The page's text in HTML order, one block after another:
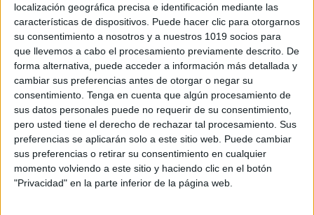
localización geográfica precisa e identificación mediante las
características de dispositivos. Puede hacer clic para otorgarnos
su consentimiento a nosotros y a nuestros 1019 socios para
que llevemos a cabo el procesamiento previamente descrito. De
forma alternativa, puede acceder a información más detallada y
cambiar sus preferencias antes de otorgar o negar su
consentimiento. Tenga en cuenta que algún procesamiento de
sus datos personales puede no requerir de su consentimiento,
pero usted tiene el derecho de rechazar tal procesamiento. Sus
preferencias se aplicarán solo a este sitio web. Puede cambiar
sus preferencias o retirar su consentimiento en cualquier
momento volviendo a este sitio y haciendo clic en el botón
"Privacidad" en la parte inferior de la página web.
ÚNETE A NUESTRO GRUPO EXCLUSIVO DE
WHATSAPP